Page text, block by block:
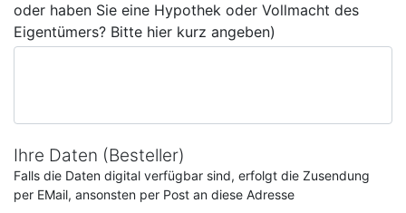
oder haben Sie eine Hypothek oder Vollmacht des
Eigentümers? Bitte hier kurz angeben)
Ihre Daten (Besteller)
Falls die Daten digital verfügbar sind, erfolgt die Zusendung
per EMail, ansonsten per Post an diese Adresse